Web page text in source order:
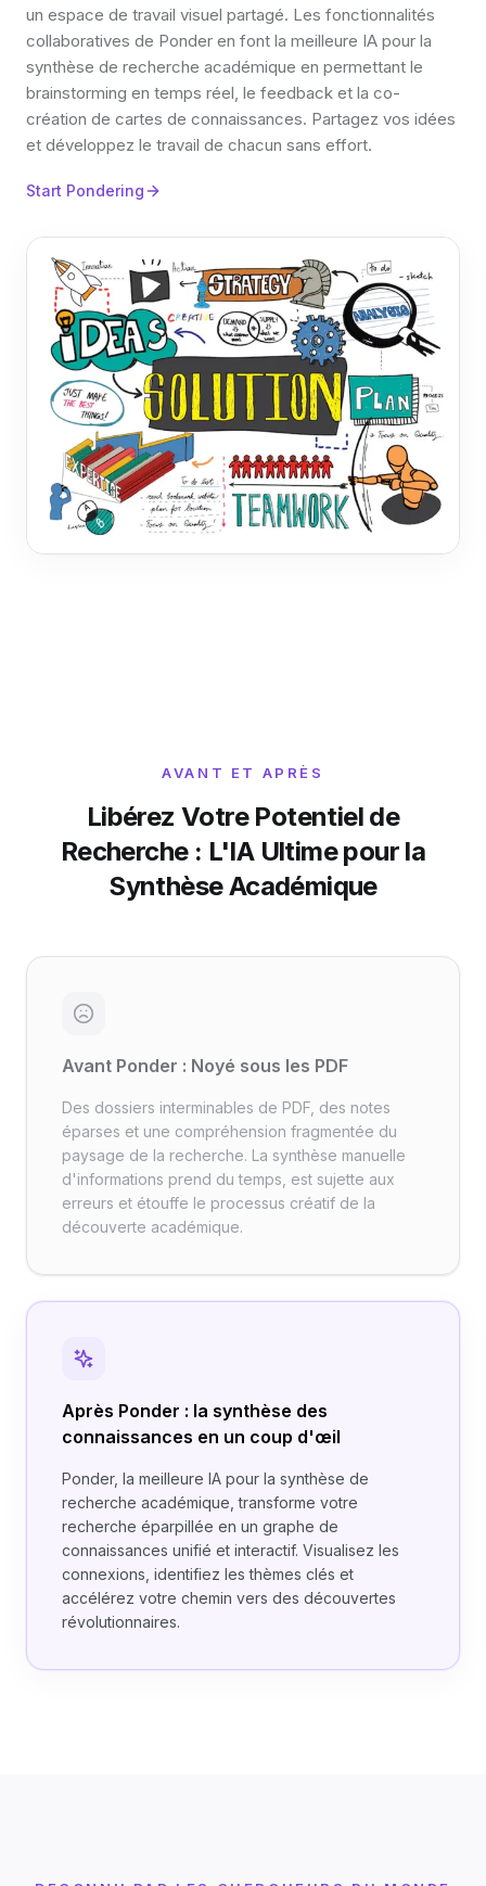
un espace de travail visuel partagé. Les fonctionnalités
collaboratives de Ponder en font la meilleure IA pour la
synthèse de recherche académique en permettant le
brainstorming en temps réel, le feedback et la co-
création de cartes de connaissances. Partagez vos idées
et développez le travail de chacun sans effort.
Start Pondering
AVANT ET APRÈS
Libérez Votre Potentiel de
Recherche : L'IA Ultime pour la
Synthèse Académique
Avant Ponder : Noyé sous les PDF
Des dossiers interminables de PDF, des notes
éparses et une compréhension fragmentée du
paysage de la recherche. La synthèse manuelle
d'informations prend du temps, est sujette aux
erreurs et étouffe le processus créatif de la
découverte académique.
Après Ponder : la synthèse des
connaissances en un coup d'œil
Ponder, la meilleure IA pour la synthèse de
recherche académique, transforme votre
recherche éparpillée en un graphe de
connaissances unifié et interactif. Visualisez les
connexions, identifiez les thèmes clés et
accélérez votre chemin vers des découvertes
révolutionnaires.